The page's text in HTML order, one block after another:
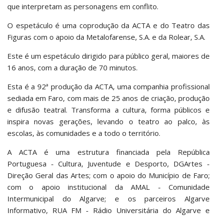
que interpretam as personagens em conflito.
O espetáculo é uma coprodução da ACTA e do Teatro das
Figuras com o apoio da Metalofarense, S.A. e da Rolear, S.A.
Este é um espetáculo dirigido para público geral, maiores de
16 anos, com a duração de 70 minutos.
Esta é a 92ª produção da ACTA, uma companhia profissional
sediada em Faro, com mais de 25 anos de criação, produção
e difusão teatral. Transforma a cultura, forma públicos e
inspira novas gerações, levando o teatro ao palco, às
escolas, às comunidades e a todo o território.
A ACTA é uma estrutura financiada pela República
Portuguesa - Cultura, Juventude e Desporto, DGArtes -
Direção Geral das Artes; com o apoio do Município de Faro;
com o apoio institucional da AMAL - Comunidade
Intermunicipal do Algarve; e os parceiros Algarve
Informativo, RUA FM - Rádio Universitária do Algarve e